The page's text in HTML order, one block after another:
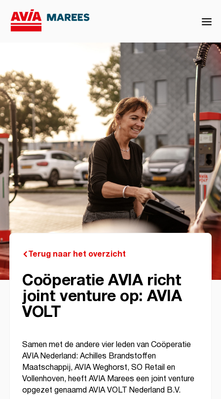
Terug naar het overzicht
Coöperatie AVIA richt
joint venture op: AVIA
VOLT
Samen met de andere vier leden van Coöperatie
AVIA Nederland: Achilles Brandstoffen
Maatschappij, AVIA Weghorst, SO Retail en
Vollenhoven, heeft AVIA Marees een joint venture
opgezet genaamd AVIA VOLT Nederland B.V.